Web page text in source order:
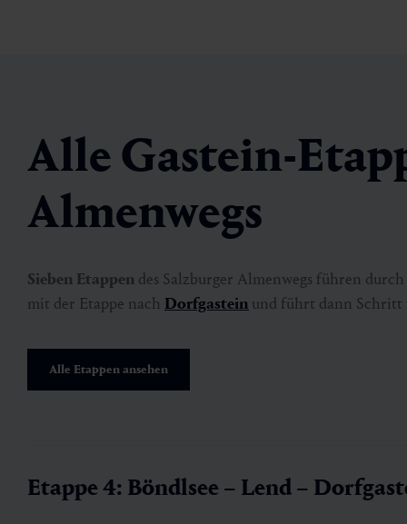
Alle Gastein-
Almenwegs
Sieben Etappen des Salzburger Almenwegs führen durch
mit der Etappe nach Dorfgastein und führt dann
Alle Etappen ansehen
Etappe 4: Böndlsee – Lend –